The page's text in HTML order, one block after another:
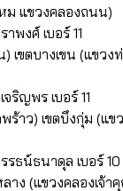
ม แขวงคลองถนน)
พงศ์ เบอร์ 11
เขตบางเขน (แขวง
ริญพร เบอร์ 11
ร้าว) เขตบึงกุ่ม (แ
รธน์ธนาดุล เบอร์ 10
ลาง (แขวงคลองเจ้